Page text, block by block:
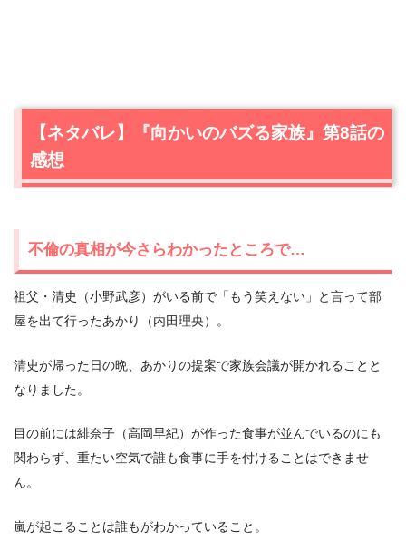
【ネタバレ】『向かいのバズる家族』第8話の
感想
不倫の真相が今さらわかったところで…
祖父・清史（小野武彦）がいる前で「もう笑えない」と言って部
屋を出て行ったあかり（内田理央）。
清史が帰った日の晩、あかりの提案で家族会議が開かれることと
なりました。
目の前には緋奈子（高岡早紀）が作った食事が並んでいるのにも
関わらず、重たい空気で誰も食事に手を付けることはできませ
ん。
嵐が起こることは誰もがわかっていること。